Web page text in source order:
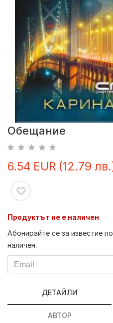
Обещание
6.54 EUR (12.79
Продуктът не е наличен
Абонирайте се за известие
наличен.
ДЕТАЙЛИ
АВТОР